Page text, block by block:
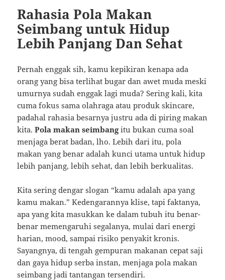
Rahasia Pola Makan
Seimbang untuk Hidup
Lebih Panjang Dan Sehat
Pernah enggak sih, kamu kepikiran kenapa ada
orang yang bisa terlihat bugar dan awet muda meski
umurnya sudah enggak lagi muda? Sering kali, kita
cuma fokus sama olahraga atau produk skincare,
padahal rahasia besarnya justru ada di piring makan
kita.Pola makan seimbangitu bukan cuma soal
menjaga berat badan, lho. Lebih dari itu, pola
makan yang benar adalah kunci utama untuk hidup
lebih panjang, lebih sehat, dan lebih berkualitas.
Kita sering dengar slogan “kamu adalah apa yang
kamu makan.” Kedengarannya klise, tapi faktanya,
apa yang kita masukkan ke dalam tubuh itu benar-
benar memengaruhi segalanya, mulai dari energi
harian, mood, sampai risiko penyakit kronis.
Sayangnya, di tengah gempuran makanan cepat saji
dan gaya hidup serba instan, menjaga pola makan
seimbang jadi tantangan tersendiri.